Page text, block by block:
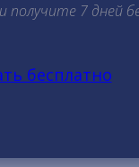
получите 7 дней
бесплатно